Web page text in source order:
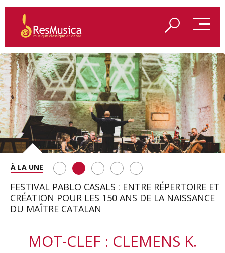
SAINT FRANÇOIS D’ASSISE À SALZBOURG, UNE
SOIRÉE IMMENSE PORTÉE PAR ROMEO
CASTELLUCCI ET MAXIME PASCAL
FESTIVAL PABLO CASALS : ENTRE RÉPERTOIRE ET
CRÉATION POUR LES 150 ANS DE LA NAISSANCE
DU MAÎTRE CATALAN
A BAYREUTH, LE 150E ANNIVERSAIRE DU RING
WAGNÉRIEN GÉNÉRÉ PAR L’IA
BETSY JOLAS FÊTE SON CENTIÈME
ANNIVERSAIRE
GEORGE BENJAMIN : « MES PARENTS AVAIENT
CETTE EXIGENCE DE L’OBJET CISELÉ »
MOT-CLEF : CLEMENS K.